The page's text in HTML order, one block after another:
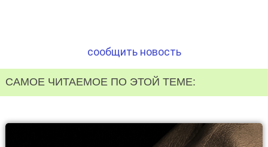
сообщить новость
САМОЕ ЧИТАЕМОЕ ПО ЭТОЙ ТЕМЕ: